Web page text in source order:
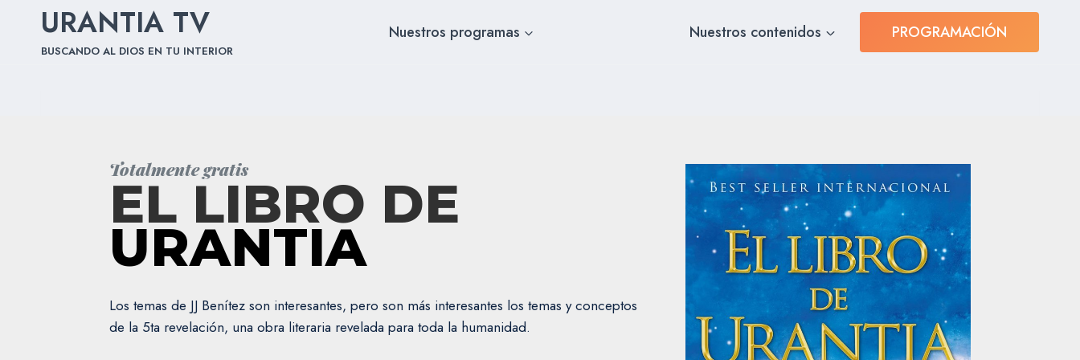
content
URANTIA TV
BUSCANDO AL DIOS EN TU INTERIOR
Nuestros programas Nuestros contenidos PROGRAMACIÓN
Totalmente gratis
EL LIBRO DE
URANTIA
Los temas de JJ Benítez son interesantes, pero son más interesantes los temas y conceptos
de la 5ta revelación, una obra literaria revelada para toda la humanidad.